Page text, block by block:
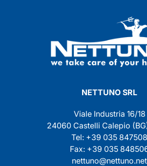
NETTUNO SRL
Viale Industria 16/18
24060 Castelli Calepio
Tel: +39 035 847508
Fax: +39 035
nettuno@nettuno.net